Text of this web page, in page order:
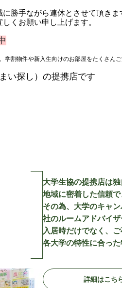
大学生協の提携店は独
地域に密着した信頼
その為、大学のキャ
社のルームアドバイ
入居時だけでなく、
各大学の特性に合った
詳細はこち